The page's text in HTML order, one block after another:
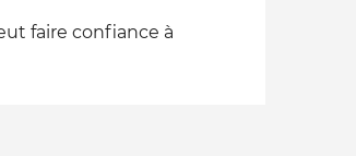
faire confiance à